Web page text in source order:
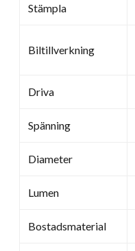
Stämpla
Biltillverkning
Driva
Spänning
Diameter
Lumen
Bostadsmaterial